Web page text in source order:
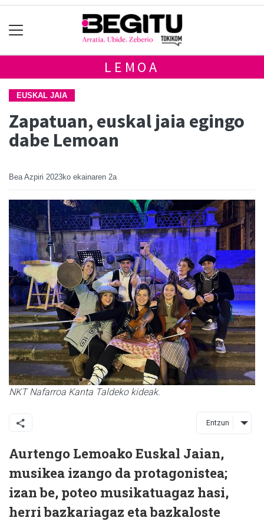
LEMOA
EUSKAL JAIA
Zapatuan, euskal jaia egingo
dabe Lemoan
Bea Azpiri 2023ko ekainaren 2a
NKT Nafarroa Kanta Taldeko kideak.
Entzun
Aurtengo Lemoako Euskal Jaian,
musikea izango da protagonistea;
izan be, poteo musikatuagaz hasi,
herri bazkariagaz eta bazkaloste